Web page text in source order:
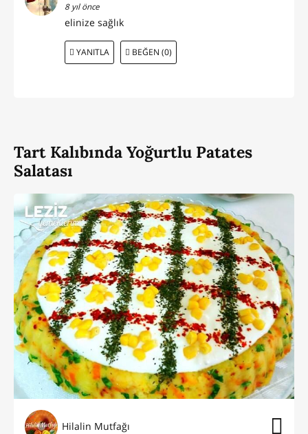
8 yıl önce
elinize sağlık
YANITLA BEĞEN (0)
Tart Kalıbında Yoğurtlu Patates
Salatası
Hilalin Mutfağı